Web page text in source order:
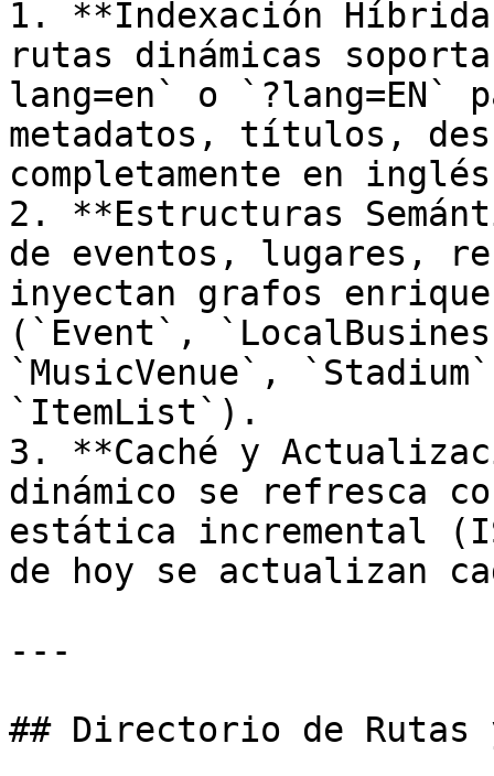
1. **Indexación
rutas dinámicas
lang=en` o `?lang=EN`
metadatos, títulos,
completamente en
2. **Estructuras
de eventos, lugares,
inyectan grafos
(`Event`,
`MusicVenue`,
`ItemList`).
3. **Caché y
dinámico se refresca
estática incremental
de hoy se actualizan
---
## Directorio de Rutas